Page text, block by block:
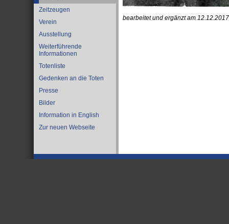
Zeitzeugen
Verein
Ausstellung
Weiterführende
Informationen
Totenliste
Gedenken an die Toten
Presse
Bilder
Information in English
Zur neuen Webseite
bearbeitet und ergänzt am 12.12.2017